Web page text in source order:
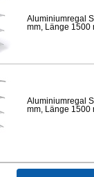
Aluminiumregal
mm, Länge 1500
Aluminiumregal
mm, Länge 1500